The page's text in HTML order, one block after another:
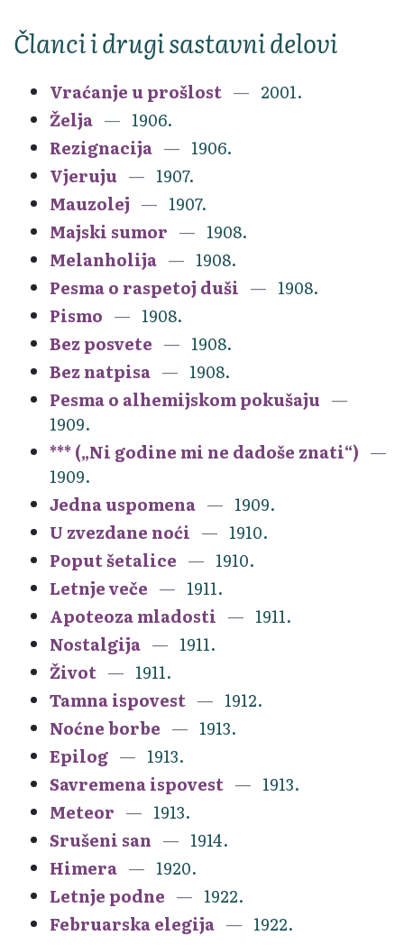
Članci i drugi sastavni delovi
Vraćanje u prošlost
2001.
Želja
1906.
Rezignacija
1906.
Vjeruju
1907.
Mauzolej
1907.
Majski sumor
1908.
Melanholija
1908.
Pesma o raspetoj duši
1908.
Pismo
1908.
Bez posvete
1908.
Bez natpisa
1908.
Pesma o alhemijskom pokušaju
1909.
*** („Ni godine mi ne dadoše znati“)
1909.
Jedna uspomena
1909.
U zvezdane noći
1910.
Poput šetalice
1910.
Letnje veče
1911.
Apoteoza mladosti
1911.
Nostalgija
1911.
Život
1911.
Tamna ispovest
1912.
Noćne borbe
1913.
Epilog
1913.
Savremena ispovest
1913.
Meteor
1913.
Srušeni san
1914.
Himera
1920.
Letnje podne
1922.
Februarska elegija
1922.